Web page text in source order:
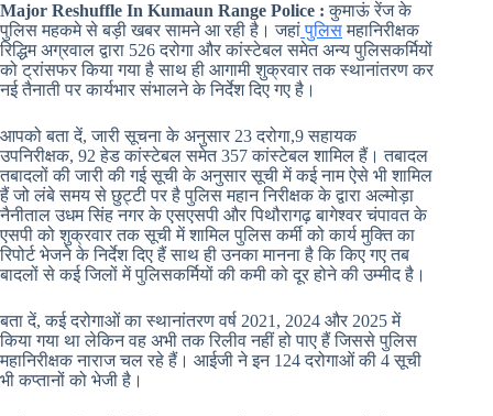
Major Reshuffle In Kumaun Range Police :कुमाऊं रेंज के
पुलिस महकमे से बड़ी खबर सामने आ रही है। जहांपुलिसमहानिरीक्षक
रिद्धिम अग्रवाल द्वारा 526 दरोगा और कांस्टेबल समेत अन्य पुलिसकर्मियों
को ट्रांसफर किया गया है साथ ही आगामी शुक्रवार तक स्थानांतरण कर
नई तैनाती पर कार्यभार संभालने के निर्देश दिए गए है।
आपको बता दें, जारी सूचना के अनुसार 23 दरोगा,9 सहायक
उपनिरीक्षक, 92 हेड कांस्टेबल समेत 357 कांस्टेबल शामिल हैं। तबादल
तबादलों की जारी की गई सूची के अनुसार सूची में कई नाम ऐसे भी शामिल
हैं जो लंबे समय से छुट्टी पर है पुलिस महान निरीक्षक के द्वारा अल्मोड़ा
नैनीताल उधम सिंह नगर के एसएसपी और पिथौरागढ़ बागेश्वर चंपावत के
एसपी को शुक्रवार तक सूची में शामिल पुलिस कर्मी को कार्य मुक्ति का
रिपोर्ट भेजने के निर्देश दिए हैं साथ ही उनका मानना है कि किए गए तब
बादलों से कई जिलों में पुलिसकर्मियों की कमी को दूर होने की उम्मीद है।
बता दें, कई दरोगाओं का स्थानांतरण वर्ष 2021, 2024 और 2025 में
किया गया था लेकिन वह अभी तक रिलीव नहीं हो पाए हैं जिससे पुलिस
महानिरीक्षक नाराज चल रहे हैं। आईजी ने इन 124 दरोगाओं की 4 सूची
भी कप्तानों को भेजी है।